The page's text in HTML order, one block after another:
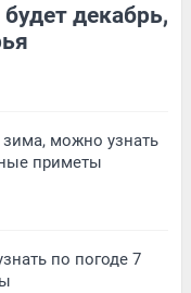
декабрь,
можно узнать
приметы
по погоде 7